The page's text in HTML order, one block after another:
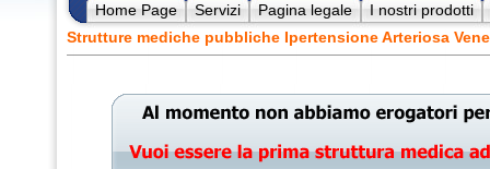
Home Page Servizi Pagina legale
I nostri prodotti
Strutture mediche pubbliche Ipertensione Arteriosa